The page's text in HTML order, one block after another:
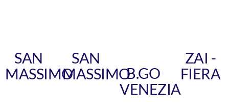
SAN
MASSIMO
SAN
MASSIMOB.GO
VENEZIA
ZAI -
FIERA